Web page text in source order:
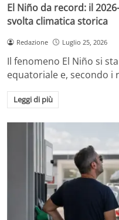
El Niño da record: il
svolta climatica storica
Redazione Luglio 25, 2026
Il fenomeno El Niño si
equatoriale e, secondo
Leggi di più